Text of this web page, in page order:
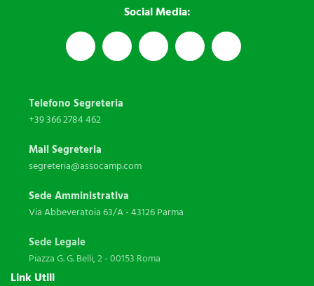
Social Media:
Telefono Segreteria
+39 366 2784 462
Mail Segreteria
segreteria@assocamp.com
Sede Amministrativa
Via Abbeveratoia 63/A - 43126 Parma
Sede Legale
Piazza G. G. Belli, 2 - 00153 Roma
Link Utili